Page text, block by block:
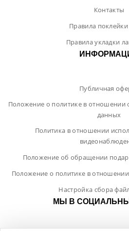
Контакты
Правила
Правила укладки
Публичная
Положение о политике в отношении
данных
Политика в отношении
Положение об обращении
Положение о политике в
Настройка сбора
МЫ В